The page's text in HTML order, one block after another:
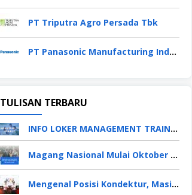
PT Triputra Agro Persada Tbk
PT Panasonic Manufacturing Indonesia
TULISAN TERBARU
INFO LOKER MANAGEMENT TRAINEE APRIL 2026
Magang Nasional Mulai Oktober 2025, Fresh Graduate Dapat Gaji UMP Selama 6 Bulan
Mengenal Posisi Kondektur, Masinis, Asisten PPKA, Pemeliharaan Sarana dan Prasarana, Polsuska (Polisi Khusus Kereta Api), di PT KAI